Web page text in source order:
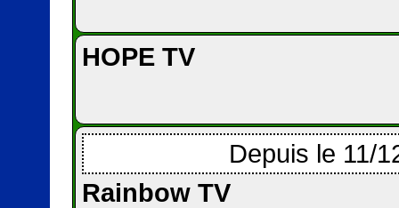
HOPE TV
Depuis le 11/
Rainbow TV